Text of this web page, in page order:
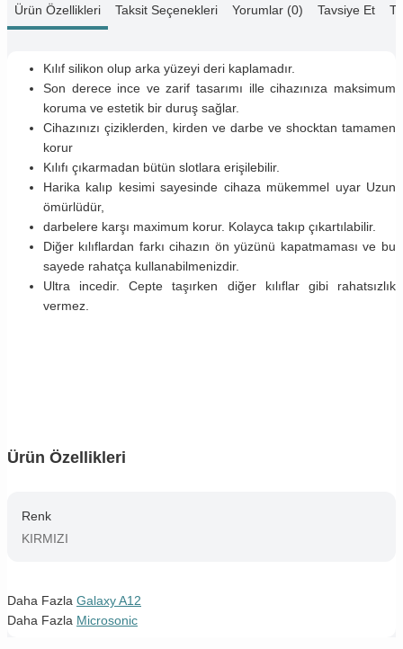
Ürün Özellikleri Taksit Seçenekleri Yorumlar (0) Tavsiye Et
Kılıf silikon olup arka yüzeyi deri kaplamadır.
Son derece ince ve zarif tasarımı ille cihazınıza maksimum
koruma ve estetik bir duruş sağlar.
Cihazınızı çiziklerden, kirden ve darbe ve shocktan tamamen
korur
Kılıfı çıkarmadan bütün slotlara erişilebilir.
Harika kalıp kesimi sayesinde cihaza mükemmel uyar Uzun
ömürlüdür,
darbelere karşı maximum korur. Kolayca takıp çıkartılabilir.
Diğer kılıflardan farkı cihazın ön yüzünü kapatmaması ve bu
sayede rahatça kullanabilmenizdir.
Ultra incedir. Cepte taşırken diğer kılıflar gibi rahatsızlık
vermez.
Ürün Özellikleri
Renk
KIRMIZI
Daha Fazla Galaxy A12
Daha Fazla Microsonic